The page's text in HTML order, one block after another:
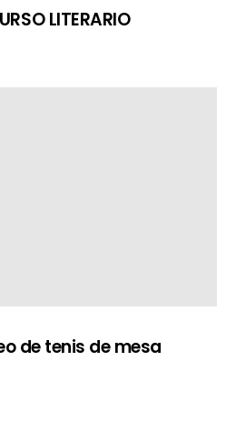
LITERARIO
de tenis de mesa